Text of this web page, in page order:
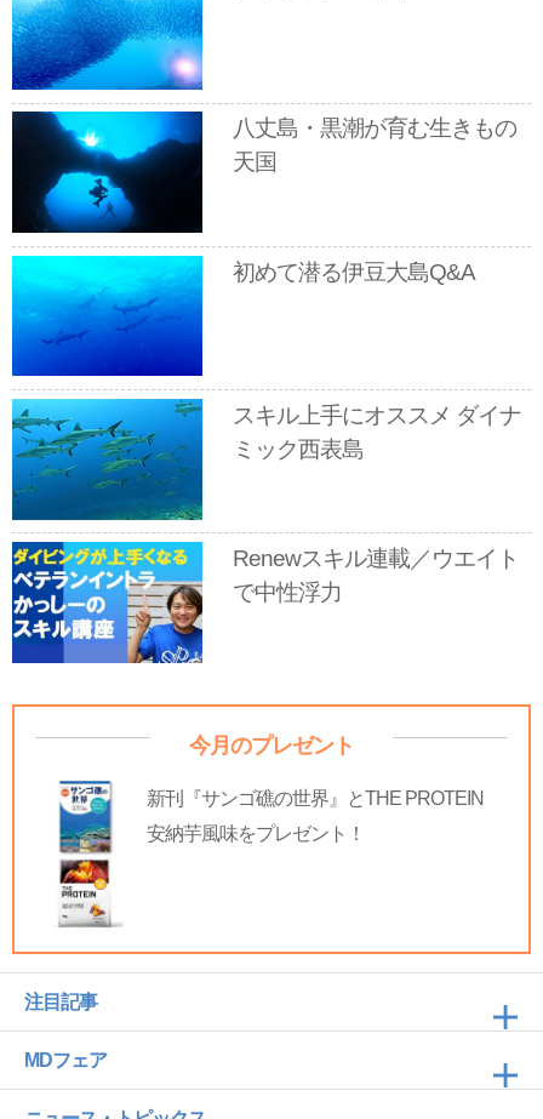
八丈島・黒潮が育む生きもの
天国
初めて潜る伊豆大島Q&A
スキル上手にオススメ ダイナ
ミック西表島
Renewスキル連載／ウエイト
で中性浮力
今月のプレゼント
新刊『サンゴ礁の世界』とTHE PROTEIN
安納芋風味をプレゼント！
注目記事
MDフェア